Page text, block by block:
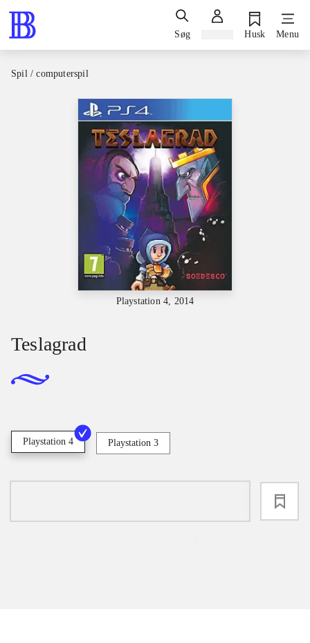
Søg Husk Menu
Spil / computerspil
Playstation 4, 2014
Teslagrad
Playstation 4 Playstation 3